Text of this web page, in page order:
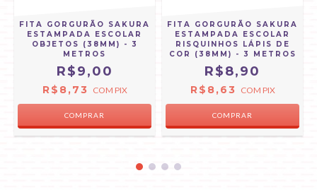
FITA GORGURÃO SAKURA
ESTAMPADA ESCOLAR
OBJETOS (38MM) - 3
METROS
R$9,00
R$8,73 COM PIX
FITA GORGURÃO SAKURA
ESTAMPADA ESCOLAR
RISQUINHOS LÁPIS DE
COR (38MM) - 3 METROS
R$8,90
R$8,63 COM PIX